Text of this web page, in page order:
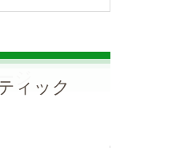
ジ
ィック